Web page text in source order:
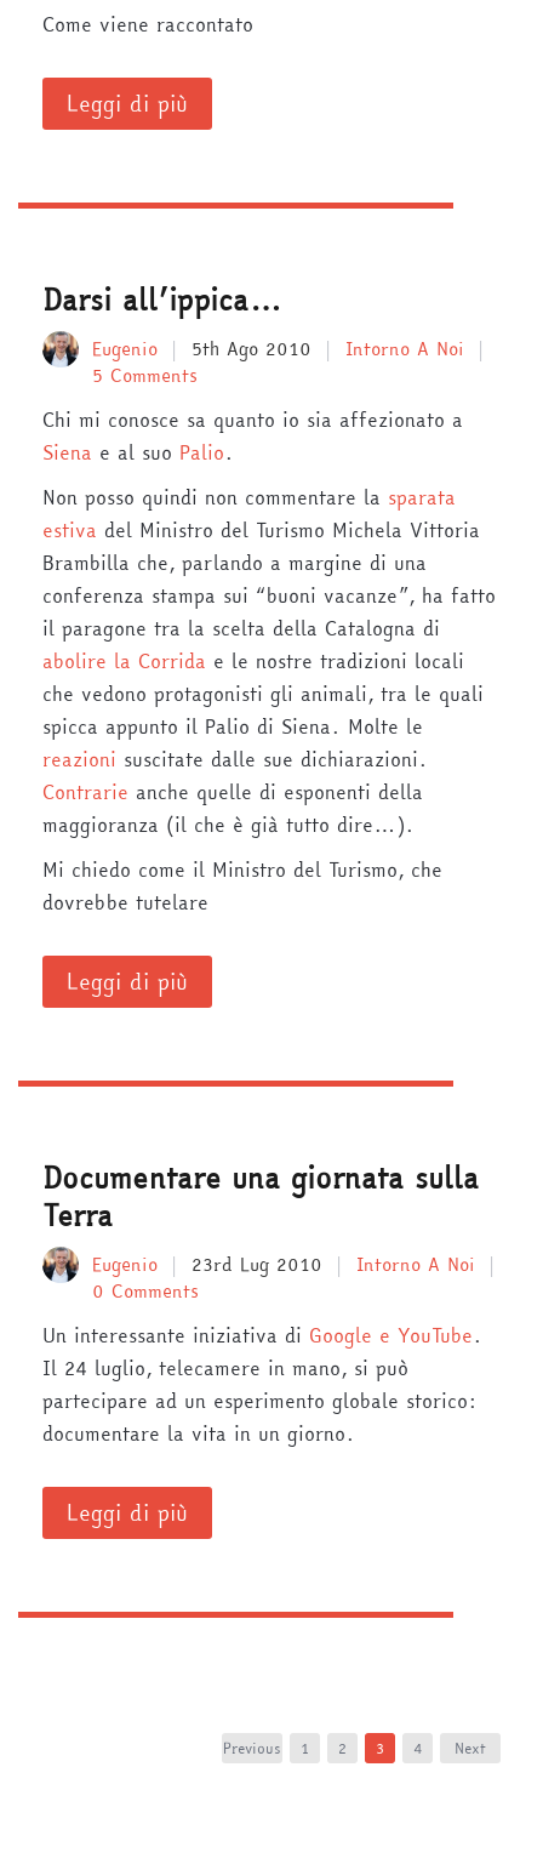
Come viene raccontato
Leggi di più
Darsi all’ippica…
Eugenio 5th Ago 2010
Intorno A Noi
5 Comments
Chi mi conosce sa quanto io sia affezionato a
Siena e al suo Palio.
Non posso quindi non commentare la sparata
estiva del Ministro del Turismo Michela Vittoria
Brambilla che, parlando a margine di una
conferenza stampa sui “buoni vacanze”, ha fatto
il paragone tra la scelta della Catalogna di
abolire la Corrida e le nostre tradizioni locali
che vedono protagonisti gli animali, tra le quali
spicca appunto il Palio di Siena. Molte le
reazioni suscitate dalle sue dichiarazioni.
Contrarie anche quelle di esponenti della
maggioranza (il che è già tutto dire…).
Mi chiedo come il Ministro del Turismo, che
dovrebbe tutelare
Leggi di più
Documentare una giornata sulla
Terra
Eugenio 23rd Lug 2010
Intorno A Noi
0 Comments
Un interessante iniziativa di Google e YouTube.
Il 24 luglio, telecamere in mano, si può
partecipare ad un esperimento globale storico:
documentare la vita in un giorno.
Leggi di più
Previous 1 2 3 4 Next